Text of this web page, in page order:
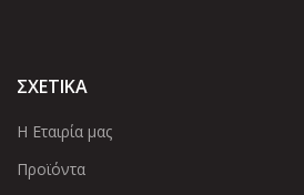
ΣΧΕΤΙΚΑ
Η Εταιρία μας
Προϊόντα